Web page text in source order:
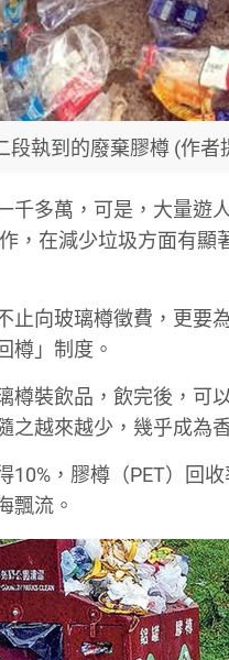
段執到的廢棄膠樽 (作者
多萬，可是，大量遊
，在減少垃圾方面有
止向玻璃樽徵費，更要
樽」制度。
裝飲品，飲完後，可
越來越少，幾乎成為
，膠樽（PET）回
飄流。